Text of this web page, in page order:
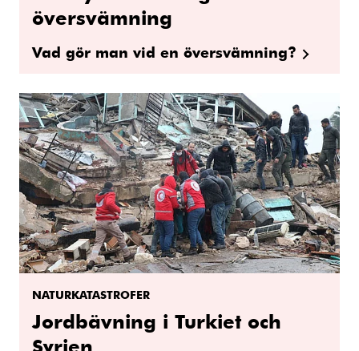
översvämning
Vad gör man vid en översvämning?
NATURKATASTROFER
Jordbävning i Turkiet och
Syrien